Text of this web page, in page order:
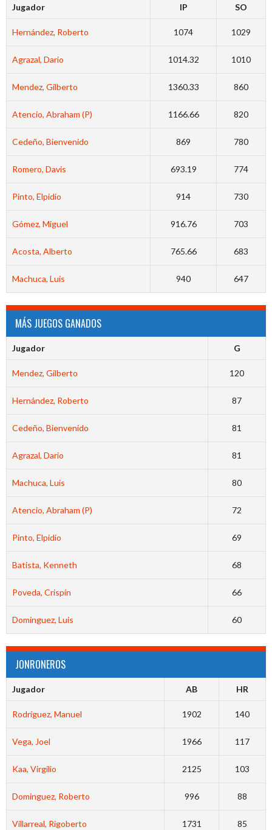
Jugador IP SO
Hernández, Roberto 1074 1029
Agrazal, Dario 1014.32 1010
Mendez, Gilberto 1360.33 860
Atencio, Abraham (P) 1166.66 820
Cedeño, Bienvenido 869 780
Romero, Davis 693.19 774
Pinto, Elpidio 914 730
Gómez, Miguel 916.76 703
Acosta, Alberto 765.66 683
Machuca, Luis 940 647
MÁS JUEGOS GANADOS
Jugador G
Mendez, Gilberto 120
Hernández, Roberto 87
Cedeño, Bienvenido 81
Agrazal, Dario 81
Machuca, Luis 80
Atencio, Abraham (P) 72
Pinto, Elpidio 69
Batista, Kenneth 68
Poveda, Crispín 66
Dominguez, Luis 60
JONRONEROS
Jugador AB HR
Rodríguez, Manuel 1902 140
Vega, Joel 1966 117
Kaa, Virgilio 2125 103
Dominguez, Roberto 996 88
Villarreal, Rigoberto 1731 85